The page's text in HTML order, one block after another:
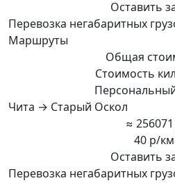
Оставить
Перевозка негабаритных
Маршруты
Общая
Стоимость
Чита → Старый Оскол
≈
40 р/
Оставить
Перевозка негабаритных